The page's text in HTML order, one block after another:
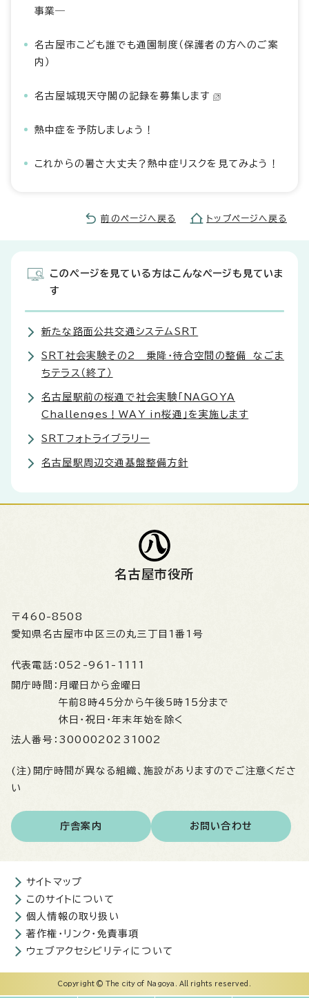
事業―
名古屋市こども誰でも通園制度（保護者の方へのご案
内）
名古屋城現天守閣の記録を募集します
熱中症を予防しましょう！
これからの暑さ大丈夫？熱中症リスクを見てみよう！
前のページへ戻る トップページへ戻る
このページを見ている方はこんなページも見ていま
す
新たな路面公共交通システムSRT
SRT社会実験その2 乗降・待合空間の整備 なごま
ちテラス（終了）
名古屋駅前の桜通で社会実験「NAGOYA
Challenges！WAY in桜通」を実施します
SRTフォトライブラリー
名古屋駅周辺交通基盤整備方針
名古屋市役所
〒460-8508
愛知県名古屋市中区三の丸三丁目1番1号
代表電話： 052-961-1111
開庁時間： 月曜日から金曜日
午前8時45分から午後5時15分まで
休日・祝日・年末年始を除く
法人番号： 3000020231002
(注)開庁時間が異なる組織、施設がありますのでご注意くださ
い
庁舎案内 お問い合わせ
サイトマップ
このサイトについて
個人情報の取り扱い
著作権・リンク・免責事項
ウェブアクセシビリティについて
Copyright © The city of Nagoya. All rights reserved.